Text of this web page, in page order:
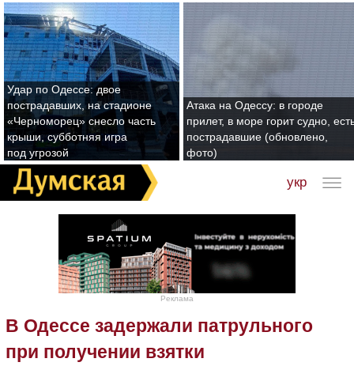
Удар по Одессе: двое
пострадавших, на стадионе
«Черноморец» снесло часть
крыши, субботняя игра
под угрозой
Атака на Одессу: в городе
прилет, в море горит судно,
пострадавшие (обновлено,
фото)
укр
Реклама
В Одессе задержали патрульного
при получении взятки